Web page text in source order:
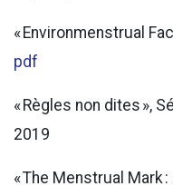
« Environmenstrual
pdf
« Règles non dites »,
2019
« The Menstrual Mark